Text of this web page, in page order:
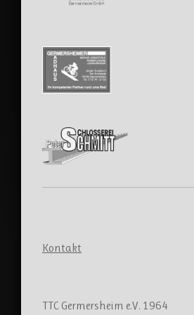
Kontakt
TTC Germersheim e.V. 1964